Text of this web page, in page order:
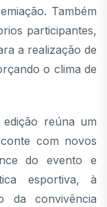
Também
participantes,
a realização de
o clima de
reúna um
com novos
do evento e
esportiva, à
da convivência